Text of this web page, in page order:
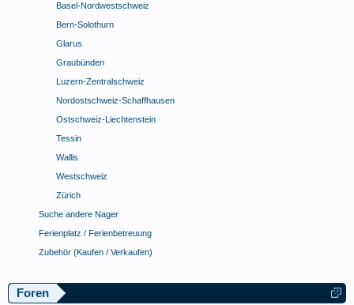
Basel-Nordwestschweiz
Bern-Solothurn
Glarus
Graubünden
Luzern-Zentralschweiz
Nordostschweiz-Schaffhausen
Ostschweiz-Liechtenstein
Tessin
Wallis
Westschweiz
Zürich
Suche andere Nager
Ferienplatz / Ferienbetreuung
Zubehör (Kaufen / Verkaufen)
Foren